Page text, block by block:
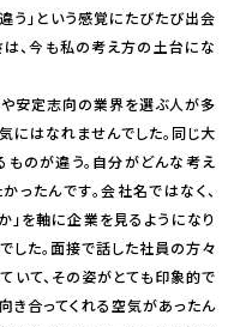
う」という感覚にたびたび出会
は、今も私の考え方の土台にな
安定志向の業界を選ぶ人が多
にはなれませんでした。同じ大
ものが違う。自分がどんな考え
ったんです。会社名ではなく、
」を軸に企業を見るようになり
した。面接で話した社員の方々
いて、その姿がとても印象的で
向き合ってくれる空気があったん